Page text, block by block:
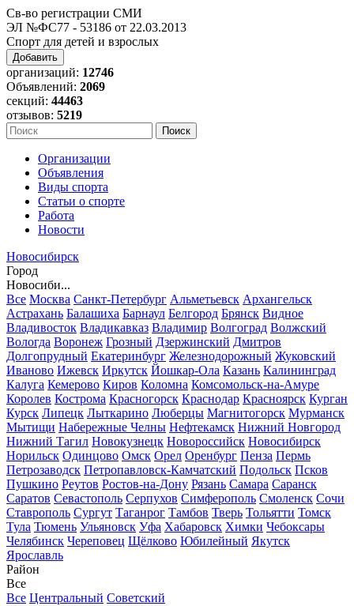
Св-во регистрации СМИ
ЭЛ №ФС77 - 53186 от 22.03.2013
Спорт для детей и взрослых
Добавить
организаций: 12746
Объявлений: 2069
секций: 44463
отзывов: 5219
Организации
Объявления
Виды спорта
Статьи о спорте
Работа
Новости
Новосибирск
Город
Новосиби...
Все Москва Санкт-Петербург Альметьевск Архангельск
Астрахань Балашиха Барнаул Белгород Брянск Видное
Владивосток Владикавказ Владимир Волгоград Волжский
Вологда Воронеж Грозный Дзержинский Дмитров
Долгопрудный Екатеринбург Железнодорожный Жуковский
Иваново Ижевск Иркутск Йошкар-Ола Казань Калининград
Калуга Кемерово Киров Коломна Комсомольск-на-Амуре
Королев Кострома Красногорск Краснодар Красноярск Курган
Курск Липецк Лыткарино Люберцы Магнитогорск Мурманск
Мытищи Набережные Челны Нефтекамск Нижний Новгород
Нижний Тагил Новокузнецк Новороссийск Новосибирск
Норильск Одинцово Омск Орел Оренбург Пенза Пермь
Петрозаводск Петропавловск-Камчатский Подольск Псков
Пушкино Реутов Ростов-на-Дону Рязань Самара Саранск
Саратов Севастополь Серпухов Симферополь Смоленск Сочи
Ставрополь Сургут Таганрог Тамбов Тверь Тольятти Томск
Тула Тюмень Ульяновск Уфа Хабаровск Химки Чебоксары
Челябинск Череповец Щёлково Юбилейный Якутск
Ярославль
Район
Все
Все Центральный Советский